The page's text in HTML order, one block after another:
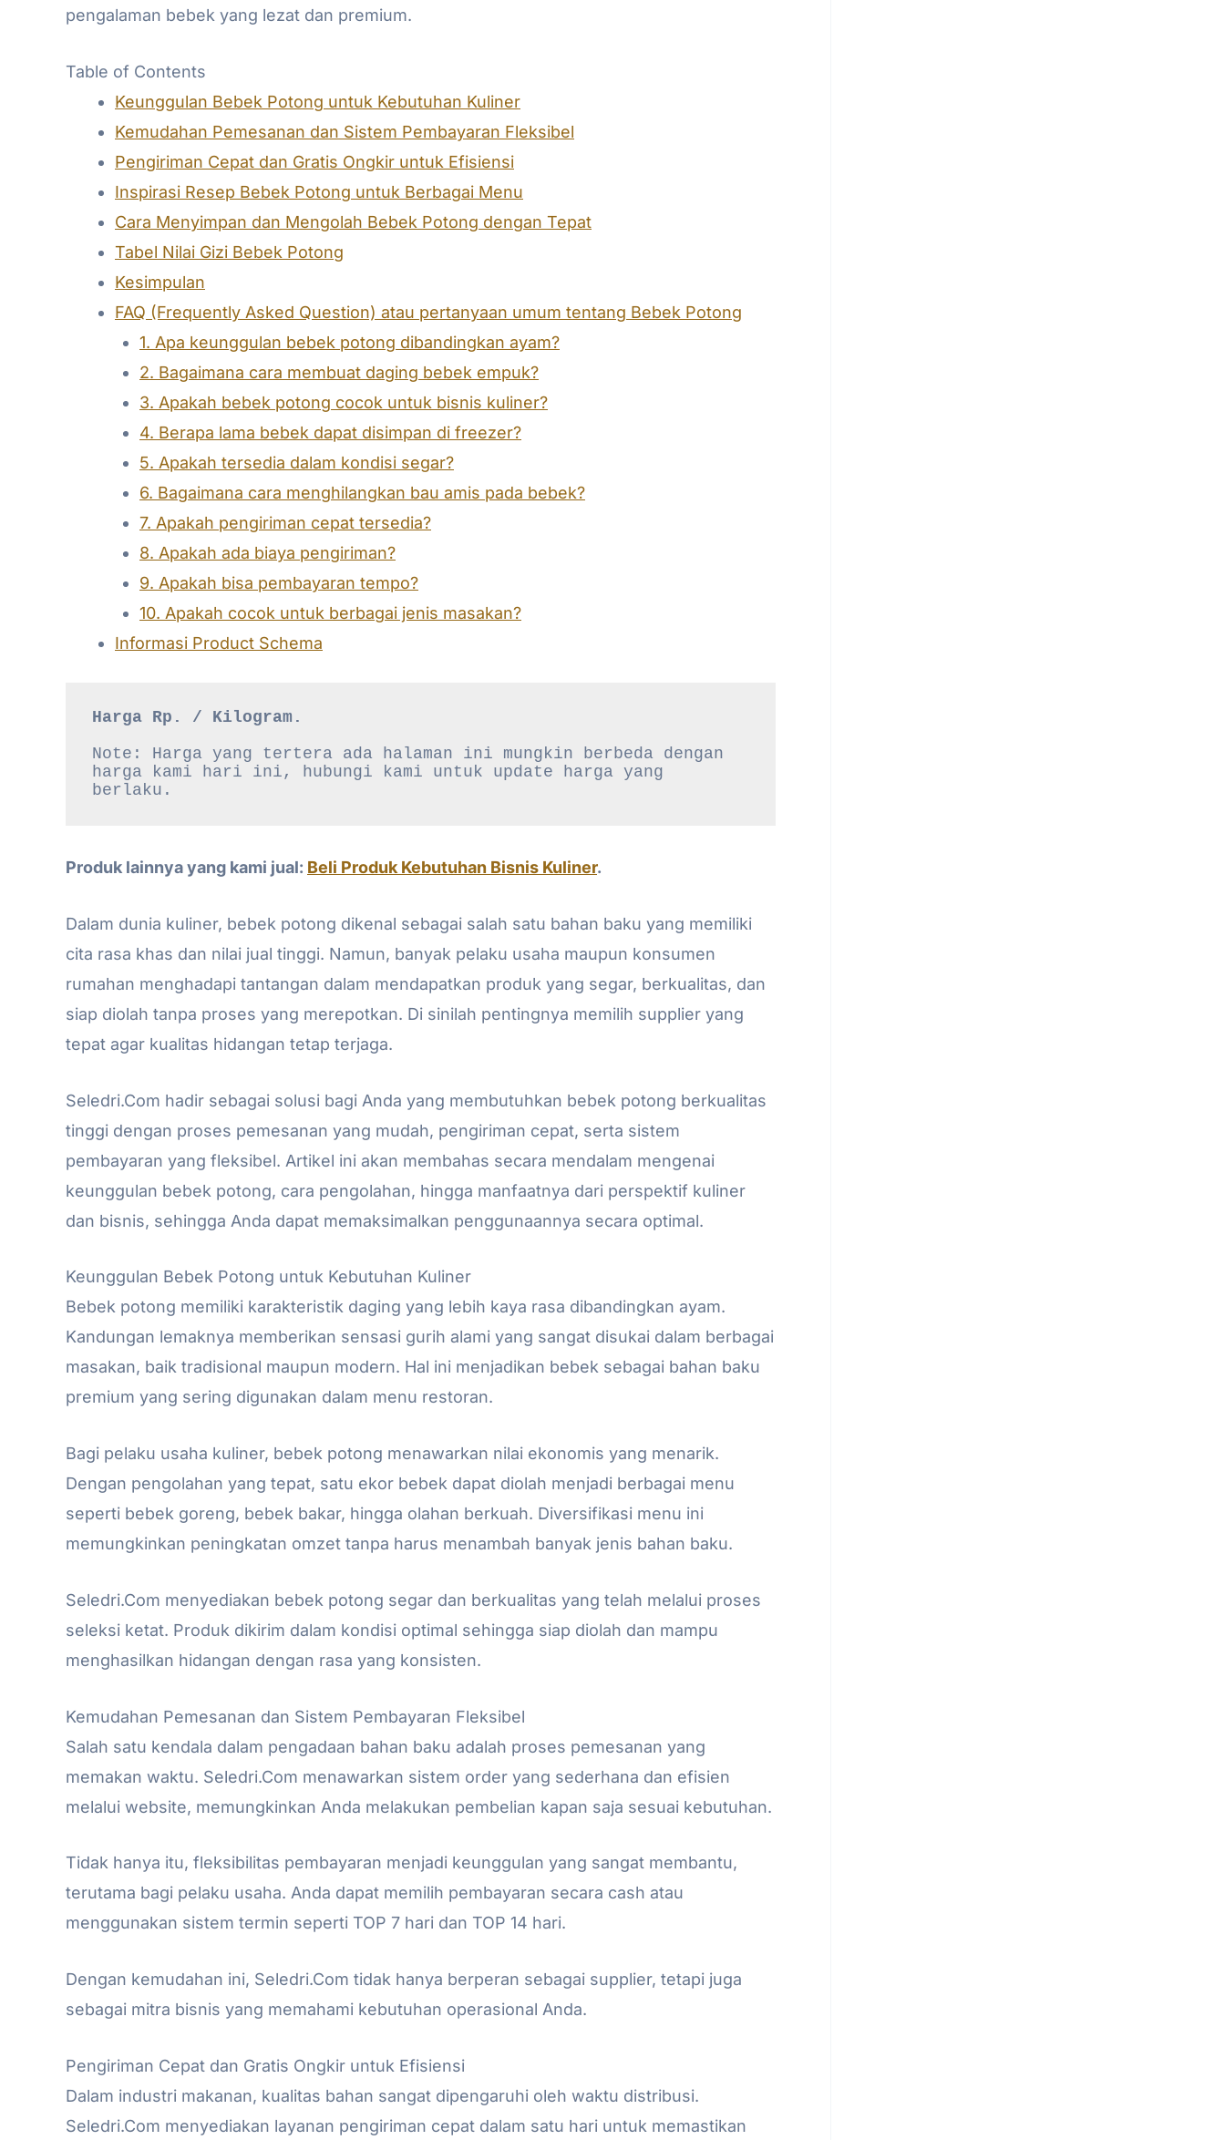
pengalaman bebek yang lezat dan premium.
Table of Contents
Keunggulan Bebek Potong untuk Kebutuhan Kuliner
Kemudahan Pemesanan dan Sistem Pembayaran Fleksibel
Pengiriman Cepat dan Gratis Ongkir untuk Efisiensi
Inspirasi Resep Bebek Potong untuk Berbagai Menu
Cara Menyimpan dan Mengolah Bebek Potong dengan Tepat
Tabel Nilai Gizi Bebek Potong
Kesimpulan
FAQ (Frequently Asked Question) atau pertanyaan umum tentang Bebek Potong
1. Apa keunggulan bebek potong dibandingkan ayam?
2. Bagaimana cara membuat daging bebek empuk?
3. Apakah bebek potong cocok untuk bisnis kuliner?
4. Berapa lama bebek dapat disimpan di freezer?
5. Apakah tersedia dalam kondisi segar?
6. Bagaimana cara menghilangkan bau amis pada bebek?
7. Apakah pengiriman cepat tersedia?
8. Apakah ada biaya pengiriman?
9. Apakah bisa pembayaran tempo?
10. Apakah cocok untuk berbagai jenis masakan?
Informasi Product Schema
Harga Rp. / Kilogram.
Note: Harga yang tertera ada halaman ini mungkin berbeda dengan
harga kami hari ini, hubungi kami untuk update harga yang
berlaku.
Produk lainnya yang kami jual: Beli Produk Kebutuhan Bisnis Kuliner.
Dalam dunia kuliner, bebek potong dikenal sebagai salah satu bahan baku yang memiliki
cita rasa khas dan nilai jual tinggi. Namun, banyak pelaku usaha maupun konsumen
rumahan menghadapi tantangan dalam mendapatkan produk yang segar, berkualitas, dan
siap diolah tanpa proses yang merepotkan. Di sinilah pentingnya memilih supplier yang
tepat agar kualitas hidangan tetap terjaga.
Seledri.Com hadir sebagai solusi bagi Anda yang membutuhkan bebek potong berkualitas
tinggi dengan proses pemesanan yang mudah, pengiriman cepat, serta sistem
pembayaran yang fleksibel. Artikel ini akan membahas secara mendalam mengenai
keunggulan bebek potong, cara pengolahan, hingga manfaatnya dari perspektif kuliner
dan bisnis, sehingga Anda dapat memaksimalkan penggunaannya secara optimal.
Keunggulan Bebek Potong untuk Kebutuhan Kuliner
Bebek potong memiliki karakteristik daging yang lebih kaya rasa dibandingkan ayam.
Kandungan lemaknya memberikan sensasi gurih alami yang sangat disukai dalam berbagai
masakan, baik tradisional maupun modern. Hal ini menjadikan bebek sebagai bahan baku
premium yang sering digunakan dalam menu restoran.
Bagi pelaku usaha kuliner, bebek potong menawarkan nilai ekonomis yang menarik.
Dengan pengolahan yang tepat, satu ekor bebek dapat diolah menjadi berbagai menu
seperti bebek goreng, bebek bakar, hingga olahan berkuah. Diversifikasi menu ini
memungkinkan peningkatan omzet tanpa harus menambah banyak jenis bahan baku.
Seledri.Com menyediakan bebek potong segar dan berkualitas yang telah melalui proses
seleksi ketat. Produk dikirim dalam kondisi optimal sehingga siap diolah dan mampu
menghasilkan hidangan dengan rasa yang konsisten.
Kemudahan Pemesanan dan Sistem Pembayaran Fleksibel
Salah satu kendala dalam pengadaan bahan baku adalah proses pemesanan yang
memakan waktu. Seledri.Com menawarkan sistem order yang sederhana dan efisien
melalui website, memungkinkan Anda melakukan pembelian kapan saja sesuai kebutuhan.
Tidak hanya itu, fleksibilitas pembayaran menjadi keunggulan yang sangat membantu,
terutama bagi pelaku usaha. Anda dapat memilih pembayaran secara cash atau
menggunakan sistem termin seperti TOP 7 hari dan TOP 14 hari.
Dengan kemudahan ini, Seledri.Com tidak hanya berperan sebagai supplier, tetapi juga
sebagai mitra bisnis yang memahami kebutuhan operasional Anda.
Pengiriman Cepat dan Gratis Ongkir untuk Efisiensi
Dalam industri makanan, kualitas bahan sangat dipengaruhi oleh waktu distribusi.
Seledri.Com menyediakan layanan pengiriman cepat dalam satu hari untuk memastikan